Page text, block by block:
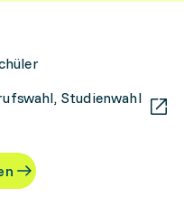
Studienwahl